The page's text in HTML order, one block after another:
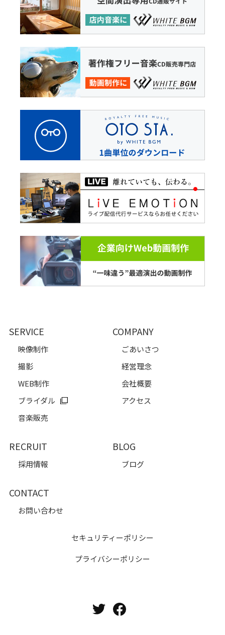
SERVICE
映像制作
撮影
WEB制作
ブライダル
音楽販売
COMPANY
ごあいさつ
経営理念
会社概要
アクセス
RECRUIT
採用情報
BLOG
ブログ
CONTACT
お問い合わせ
セキュリティーポリシー
プライバシーポリシー